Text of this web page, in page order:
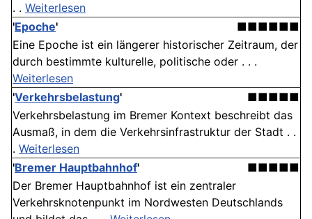
. . Weiterlesen
'Epoche'
■■■■■■
Eine Epoche ist ein längerer historischer Zeitraum, der
durch bestimmte kulturelle, politische oder . . .
Weiterlesen
'Verkehrsbelastung'
■■■■■
Verkehrsbelastung im Bremer Kontext beschreibt das
Ausmaß, in dem die Verkehrsinfrastruktur der Stadt . .
. Weiterlesen
'Bremer Hauptbahnhof'
■■■■■
Der Bremer Hauptbahnhof ist ein zentraler
Verkehrsknotenpunkt im Nordwesten Deutschlands